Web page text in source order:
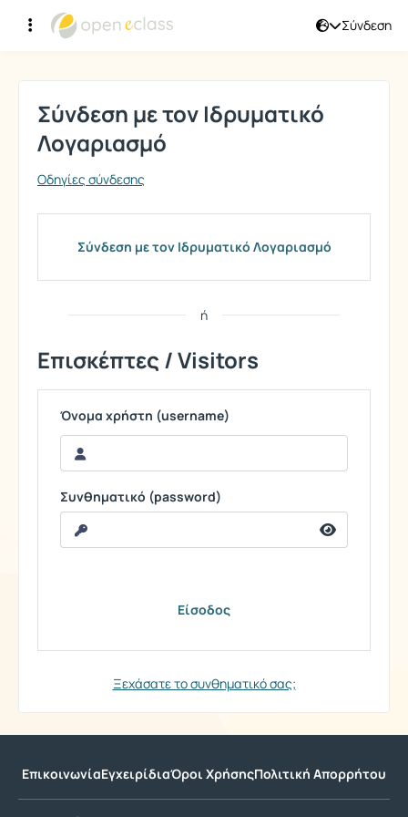
Σύνδεση
Σύνδεση
Σύνδεση με τον Ιδρυματικό
Λογαριασμό
Οδηγίες σύνδεσης
Σύνδεση με τον Ιδρυματικό Λογαριασμό
ή
Επισκέπτες / Visitors
Όνομα χρήστη (username)
Συνθηματικό (password)
Ξεχάσατε το συνθηματικό σας;
ΕπικοινωνίαΕγχειρίδιαΌροι ΧρήσηςΠολιτική Απορρήτου